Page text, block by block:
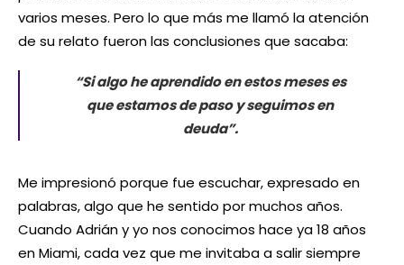
varios meses. Pero lo que más me llamó la atención
de su relato fueron las conclusiones que sacaba:
“Si algo he aprendido en estos meses es
que estamos de paso y seguimos en
deuda”.
Me impresionó porque fue escuchar, expresado en
palabras, algo que he sentido por muchos años.
Cuando Adrián y yo nos conocimos hace ya 18 años
en Miami, cada vez que me invitaba a salir siempre